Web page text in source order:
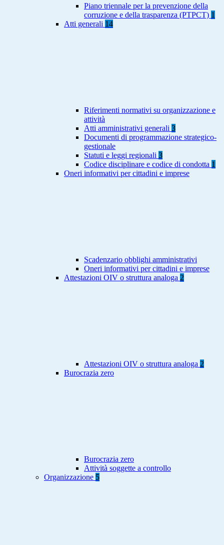
Piano triennale per la prevenzione della
corruzione e della trasparenza (PTPCT) 1
Atti generali 14
Riferimenti normativi su organizzazione e
attività
Atti amministrativi generali 3
Documenti di programmazione strategico-
gestionale
Statuti e leggi regionali 3
Codice disciplinare e codice di condotta 1
Oneri informativi per cittadini e imprese
Scadenzario obblighi amministrativi
Oneri informativi per cittadini e imprese
Attestazioni OIV o struttura analoga 2
Attestazioni OIV o struttura analoga 2
Burocrazia zero
Burocrazia zero
Attività soggette a controllo
Organizzazione 5